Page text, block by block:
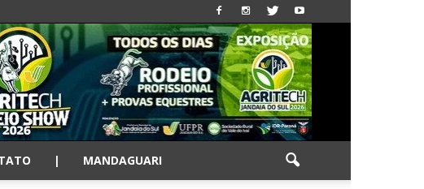
| MANDAGUARI